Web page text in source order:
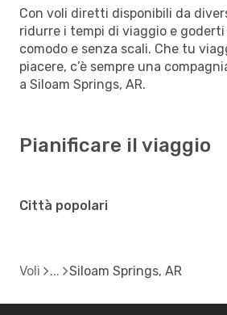
Con voli diretti disponibili da
ridurre i tempi di viaggio e
comodo e senza scali. Che tu
piacere, c’è sempre una
a Siloam Springs, AR.
Pianificare il viaggio
Città popolari
Voli Siloam Springs, AR